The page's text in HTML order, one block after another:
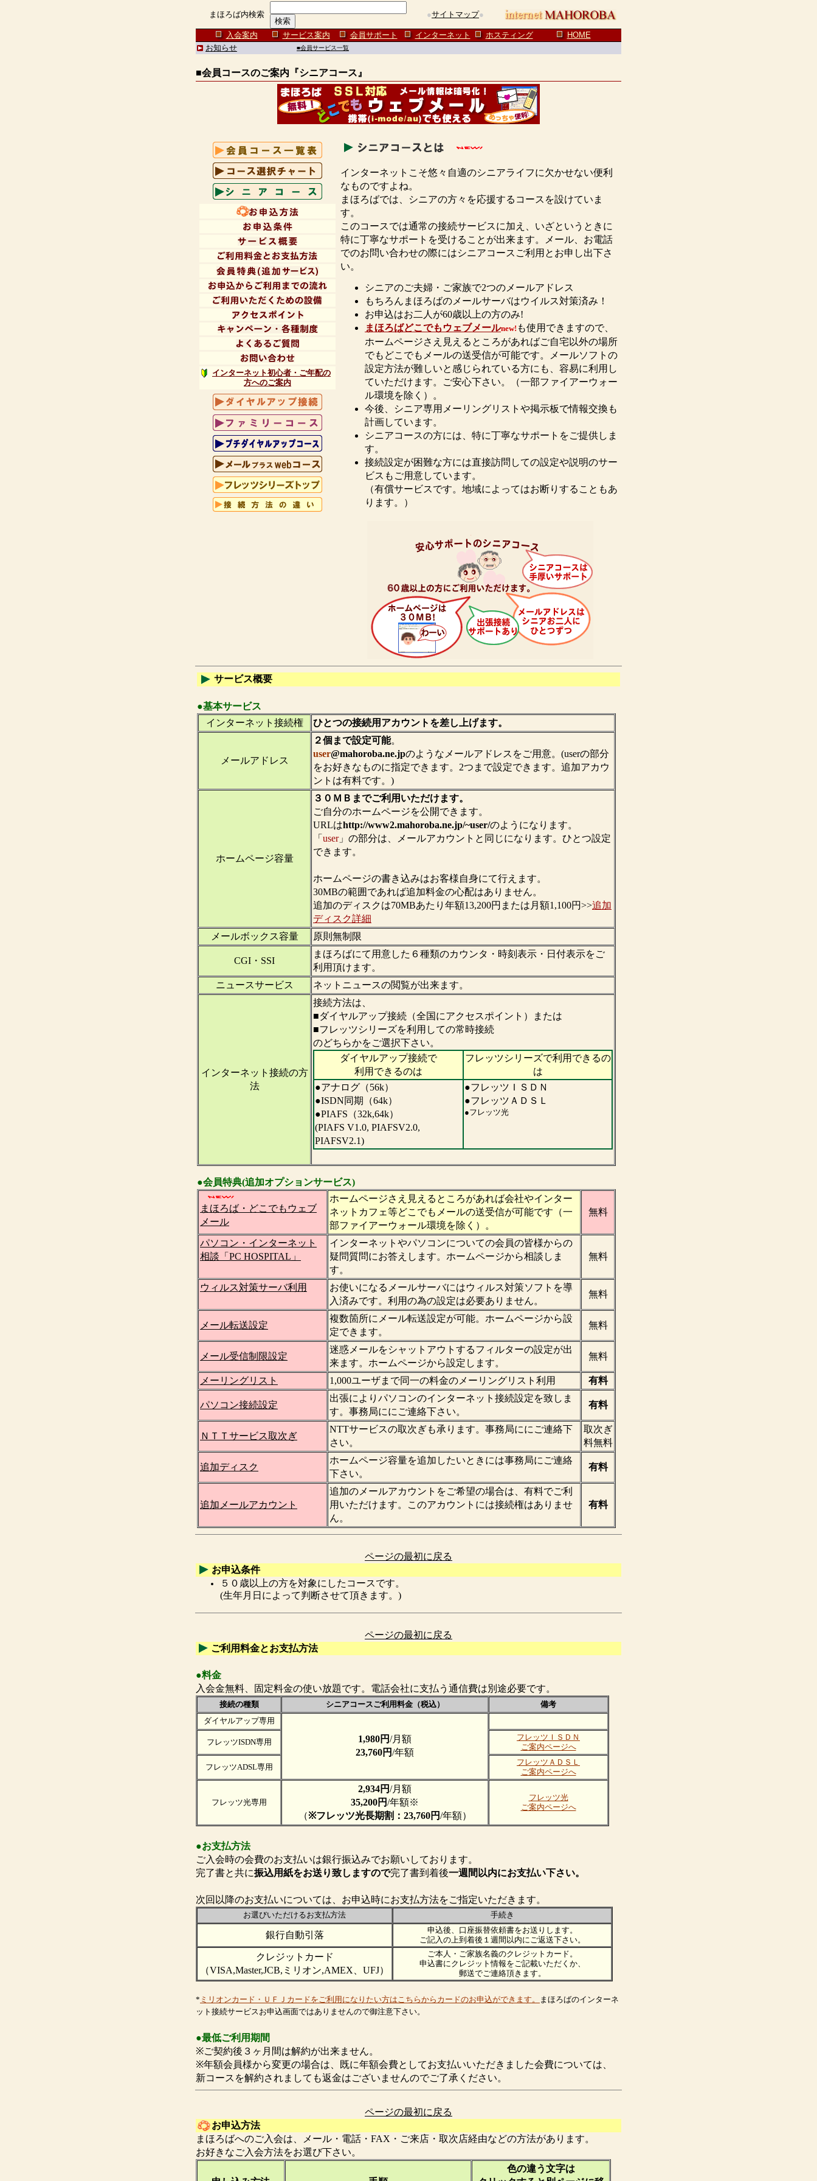
まほろば内検索 ●サイトマップ●
入会案内 サービス案内 会員サポート インターネット ホスティング
HOME
お知らせ
■会員サービス一覧
■会員コースのご案内『シニアコース』
インターネット初心者・ご年配の
方へのご案内
インターネットこそ悠々自適のシニアライフに欠かせない便利
なものですよね。
まほろばでは、シニアの方々を応援するコースを設けていま
す。
このコースでは通常の接続サービスに加え、いざというときに
特に丁寧なサポートを受けることが出来ます。メール、お電話
でのお問い合わせの際にはシニアコースご利用とお申し出下さ
い。
シニアのご夫婦・ご家族で2つのメールアドレス
もちろんまほろばのメールサーバはウイルス対策済み！
お申込はお二人が60歳以上の方のみ!
まほろばどこでもウェブメールnew! も使用できますので、
ホームページさえ見えるところがあればご自宅以外の場所
でもどこでもメールの送受信が可能です。メールソフトの
設定方法が難しいと感じられている方にも、容易に利用し
ていただけます。ご安心下さい。（一部ファイアーウォー
ル環境を除く）。
今後、シニア専用メーリングリストや掲示板で情報交換も
計画しています。
シニアコースの方には、特に丁寧なサポートをご提供しま
す。
接続設定が困難な方には直接訪問しての設定や説明のサー
ビスもご用意しています。
（有償サービスです。地域によってはお断りすることもあ
ります。）
サービス概要
●基本サービス
インターネット接続権
ひとつの接続用アカウントを差し上げます。
メールアドレス
２個まで設定可能。
user@mahoroba.ne.jpのようなメールアドレスをご用意。(userの部分
をお好きなものに指定できます。2つまで設定できます。追加アカウ
ントは有料です。)
ホームページ容量
３０ＭＢまでご利用いただけます。
ご自分のホームページを公開できます。
URLはhttp://www2.mahoroba.ne.jp/~user/のようになります。
「 user」の部分は、メールアカウントと同じになります。ひとつ設定
できます。
ホームページの書き込みはお客様自身にて行えます。
30MBの範囲であれば追加料金の心配はありません。
追加のディスクは70MBあたり年額13,200円または月額1,100円>>追加
ディスク詳細
メールボックス容量
原則無制限
CGI・SSI
まほろばにて用意した６種類のカウンタ・時刻表示・日付表示をご
利用頂けます。
ニュースサービス
ネットニュースの閲覧が出来ます。
インターネット接続の方
法
接続方法は、
■ダイヤルアップ接続（全国にアクセスポイント）または
■フレッツシリーズを利用しての常時接続
のどちらかをご選択下さい。
ダイヤルアップ接続で
利用できるのは
フレッツシリーズで利用できるの
は
●アナログ（56k）
●ISDN同期（64k）
●PIAFS（32k,64k）
(PIAFS V1.0, PIAFSV2.0,
PIAFSV2.1)
●フレッツＩＳＤＮ
●フレッツＡＤＳＬ
●フレッツ光
●会員特典(追加オプションサービス)
まほろば・どこでもウェブ
メール
ホームページさえ見えるところがあれば会社やインター
ネットカフェ等どこでもメールの送受信が可能です（一
部ファイアーウォール環境を除く）。
無料
パソコン・インターネット
相談「PC HOSPITAL」
インターネットやパソコンについての会員の皆様からの
疑問質問にお答えします。ホームページから相談しま
す。
無料
ウィルス対策サーバ利用
お使いになるメールサーバにはウィルス対策ソフトを導
入済みです。利用の為の設定は必要ありません。
無料
メール転送設定
複数箇所にメール転送設定が可能。ホームページから設
定できます。
無料
メール受信制限設定
迷惑メールをシャットアウトするフィルターの設定が出
来ます。ホームページから設定します。
無料
メーリングリスト 1,000ユーザまで同一の料金のメーリングリスト利用 有料
パソコン接続設定
出張によりパソコンのインターネット接続設定を致しま
す。事務局ににご連絡下さい。
有料
ＮＴＴサービス取次ぎ
NTTサービスの取次ぎも承ります。事務局ににご連絡下
さい。
取次ぎ
料無料
追加ディスク
ホームページ容量を追加したいときには事務局にご連絡
下さい。
有料
追加メールアカウント
追加のメールアカウントをご希望の場合は、有料でご利
用いただけます。このアカウントには接続権はありませ
ん。
有料
ページの最初に戻る
お申込条件
５０歳以上の方を対象にしたコースです。
(生年月日によって判断させて頂きます。)
ページの最初に戻る
ご利用料金とお支払方法
●料金
入会金無料、固定料金の使い放題です。電話会社に支払う通信費は別途必要です。
接続の種類 シニアコースご利用料金（税込）
備考
ダイヤルアップ専用
1,980円/月額
23,760円/年額
フレッツISDN専用
フレッツＩＳＤＮ
ご案内ページへ
フレッツADSL専用
フレッツＡＤＳＬ
ご案内ページへ
フレッツ光専用
2,934円/月額
35,200円/年額※
（※フレッツ光長期割：23,760円/年額）
フレッツ光
ご案内ページへ
●お支払方法
ご入会時の会費のお支払いは銀行振込みでお願いしております。
完了書と共に振込用紙をお送り致しますので完了書到着後一週間以内にお支払い下さい。
次回以降のお支払いについては、お申込時にお支払方法をご指定いただきます。
お選びいただけるお支払方法 手続き
銀行自動引落
申込後、口座振替依頼書をお送りします。
ご記入の上到着後１週間以内にご返送下さい。
クレジットカード
（VISA,Master,JCB,ミリオン,AMEX、UFJ）
ご本人・ご家族名義のクレジットカード。
申込書にクレジット情報をご記載いただくか、
郵送でご連絡頂きます。
* ミリオンカード・ＵＦＪカードをご利用になりたい方はこちらからカードのお申込ができます。
まほろばのインターネ
ット接続サービスお申込画面ではありませんので御注意下さい。
●最低ご利用期間
※ご契約後３ヶ月間は解約が出来ません。
※年額会員様から変更の場合は、既に年額会費としてお支払いいただきました会費については、
新コースを解約されましても返金はございませんのでご了承ください。
ページの最初に戻る
お申込方法
まほろばへのご入会は、メール・電話・FAX・ご来店・取次店経由などの方法があります。
お好きなご入会方法をお選び下さい。
色の違う文字は